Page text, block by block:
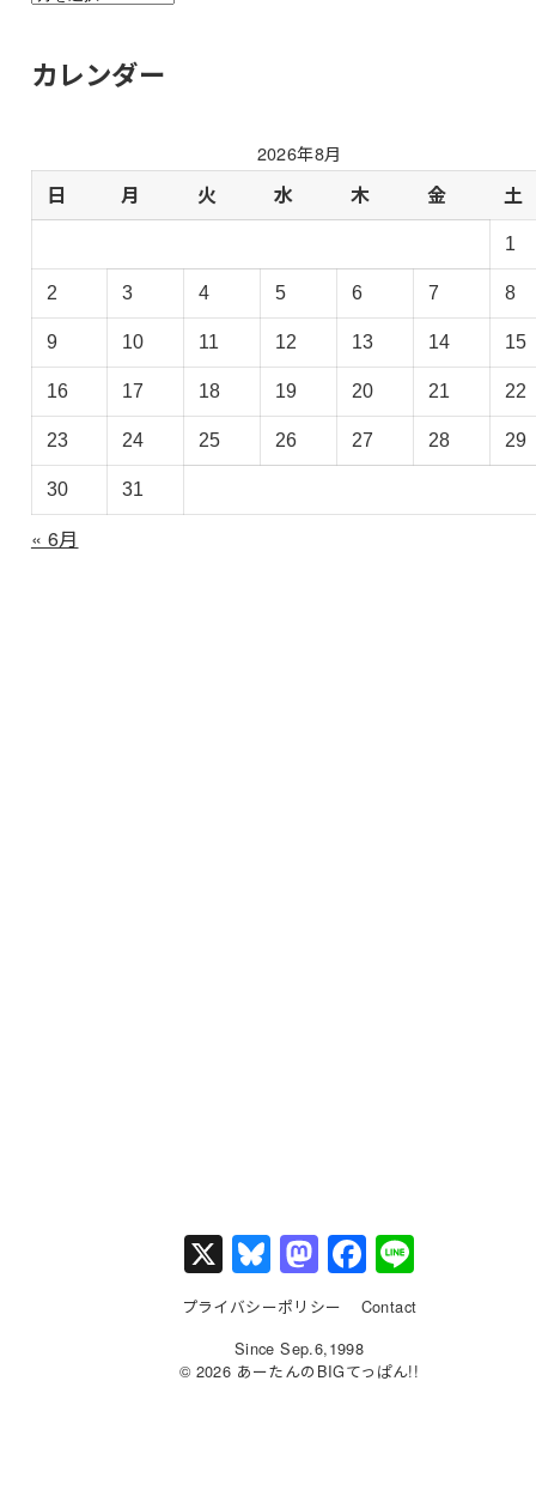
る
過
去
ロ
の
ア
ー
カ
イ
ブ
カレンダー
2026年8月
日 月 火 水 木 金 土
1
2 3 4 5 6 7 8
9 10 11 12 13 14 15
16 17 18 19 20 21 22
23 24 25 26 27 28 29
30 31
« 6月
X Bl
u
e
s
M
a
st
o
F
a
c
e
プライバシーポリシー
Contact
Since Sep.6,1998
© 2026 あーたんのBIGてっぱん!!